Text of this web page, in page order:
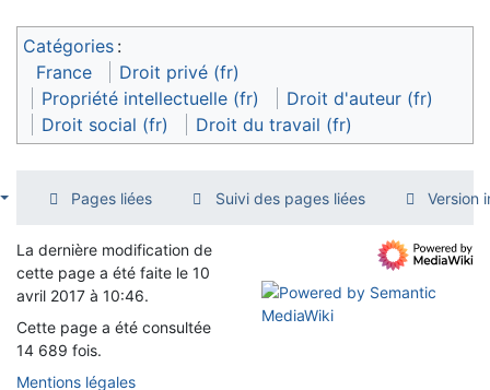
Catégories :
France
Droit privé (fr)
Propriété intellectuelle (fr)
Droit d'auteur (fr)
Droit social (fr)
Droit du travail (fr)
Pages liées Suivi des pages liées Version
La dernière modification de
cette page a été faite le 10
avril 2017 à 10:46.
Cette page a été consultée
14 689 fois.
Mentions légales